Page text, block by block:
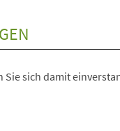
sich damit